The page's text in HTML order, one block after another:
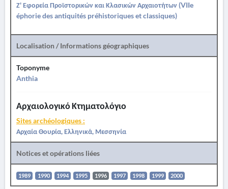
Ζ' Εφορεία Προϊστορικών και Κλασικών Αρχαιοτήτων (VIIe
éphorie des antiquités préhistoriques et classiques)
Localisation / Informations géographiques
Toponyme
Anthia
Αρχαιολογικό Κτηματολόγιο
Sites archéologiques :
Αρχαία Θουρία, Ελληνικά, Μεσσηνία
Notices et opérations liées
1989 1990 1994 1995 1996 1997 1998 1999 2000